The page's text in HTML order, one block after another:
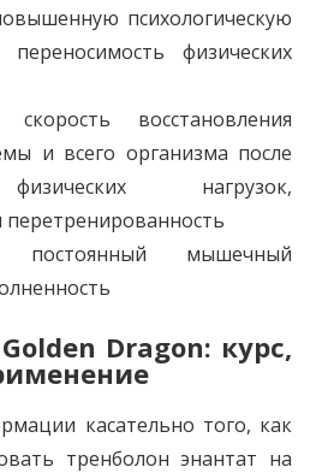
психологическую
физических
восстановления
и всего организма после
нагрузок,
постоянный мышечный
Dragon: курс,
касательно того, как
тренболон энантат на